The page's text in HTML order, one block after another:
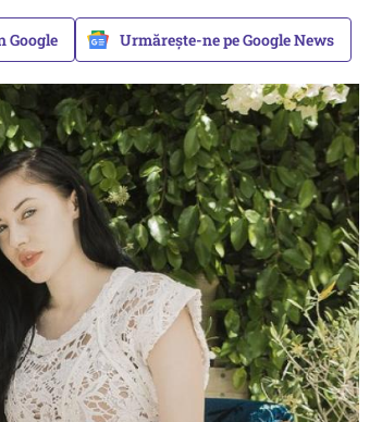
Google Urmărește-ne pe Google News